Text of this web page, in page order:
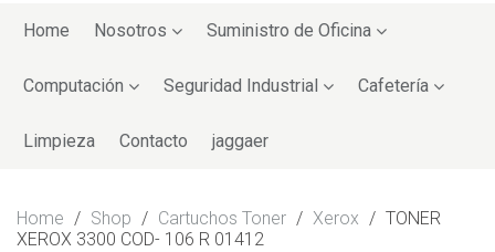
toHome Nosotros Suministro de Oficina
Computación Seguridad Industrial Cafetería
Limpieza Contacto jaggaer
Home / Shop / Cartuchos Toner / Xerox / TONER
XEROX 3300 COD- 106 R 01412